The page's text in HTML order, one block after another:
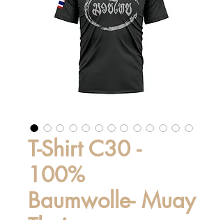
T-Shirt C30 -
100%
Baumwolle- Muay